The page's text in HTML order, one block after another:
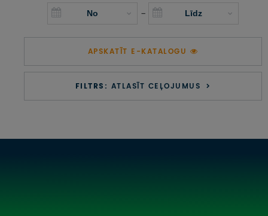
UZŅEMOŠAIS TŪRISMS
IMPRO KONKURSI
PIRMSLĪGUMA INFORMĀCIJA, KLIENTA LĪGUMS,
CEĻOJUMU APDROŠINĀŠANA
-
APSKATĪT E-KATALOGU
FILTRS: ATLASĪT CEĻOJUMUS